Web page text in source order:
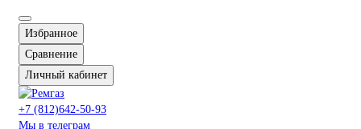
Избранное
Сравнение
Личный кабинет
+7 (812)642-50-93
Мы в телеграм